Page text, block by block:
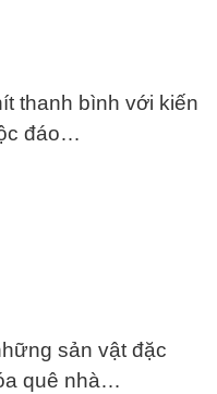
thanh bình với kiến
đáo…
sản vật đặc
quê nhà…